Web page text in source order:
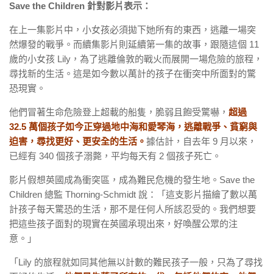
Save the Children 針對影片表示：
在上一集影片中，小女孩必須拋下她所有的東西，逃離一場突
然爆發的戰爭。而續集影片則延續第一集的故事，跟隨這個 11
歲的小女孩 Lily，為了逃離倫敦的戰火而展開一場危險的旅程，
尋找新的生活。這是如今數以萬計的孩子在衝突中所面對的驚
恐現實。
他們冒著生命危險登上超載的船隻，脆弱且飽受驚嚇， 超過
32.5 萬個孩子如今正穿過地中海和愛琴海，逃離戰爭、貧窮與
迫害，尋找更好、更安全的生活。 據估計，自去年 9 月以來，
已經有 340 個孩子溺斃，平均每天有 2 個孩子死亡。
影片假想英國成為衝突區，成為難民危機的發生地。Save the
Children 總監 Thorning-Schmidt 說：「這支影片描繪了數以萬
計孩子每天驚恐的生活，那不是任何人所該忍受的。我們想要
把這些孩子面對的現實在英國承現出來，好喚醒公眾的注
意。」
「Lily 的旅程就如同其他無以計數的難民孩子一般，只為了尋找